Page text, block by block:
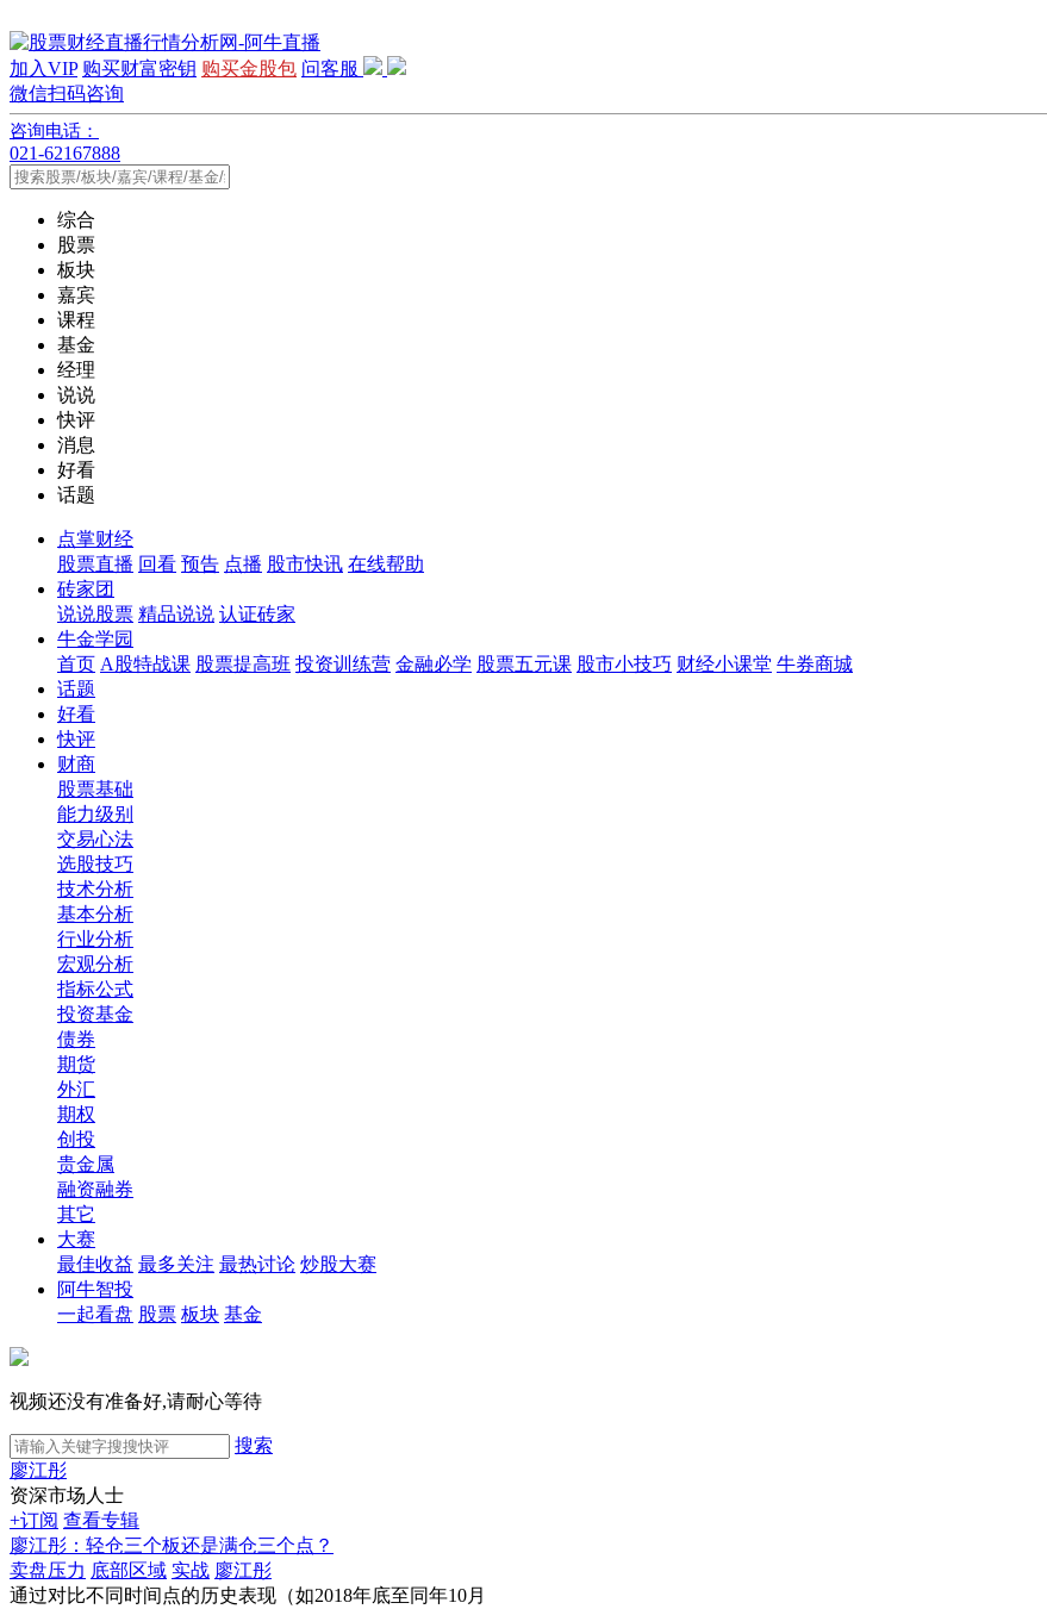
加入VIP 购买财富密钥 购买金股包 问客服
微信扫码咨询
咨询电话：
021-62167888
综合
股票
板块
嘉宾
课程
基金
经理
说说
快评
消息
好看
话题
点掌财经
股票直播 回看 预告 点播 股市快讯 在线帮助
砖家团
说说股票 精品说说 认证砖家
牛金学园
首页 A股特战课 股票提高班 投资训练营 金融必学 股票五元课 股市小技巧 财经小课堂 牛券商城
话题
好看
快评
财商
股票基础
能力级别
交易心法
选股技巧
技术分析
基本分析
行业分析
宏观分析
指标公式
投资基金
债券
期货
外汇
期权
创投
贵金属
融资融券
其它
大赛
最佳收益 最多关注 最热讨论 炒股大赛
阿牛智投
一起看盘 股票 板块 基金
视频还没有准备好,请耐心等待
搜索
廖江彤
资深市场人士
+订阅 查看专辑
廖江彤：轻仓三个板还是满仓三个点？
卖盘压力 底部区域 实战 廖江彤
通过对比不同时间点的历史表现（如2018年底至同年10月